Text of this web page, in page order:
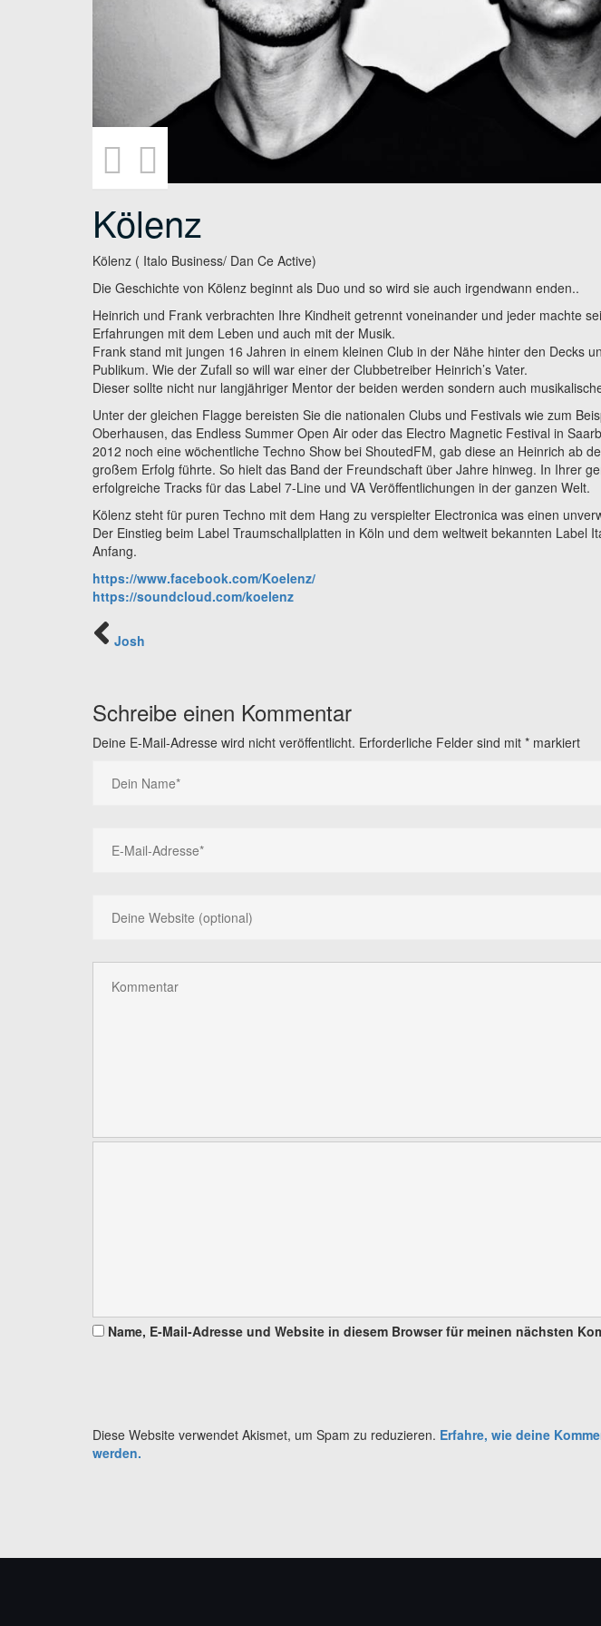
Kölenz
Kölenz ( Italo Business/ Dan Ce Active)
Die Geschichte von Kölenz beginnt als Duo und so wird sie auch irgendwann enden..
Heinrich und Frank verbrachten Ihre Kindheit getrennt voneinander und jeder machte
Erfahrungen mit dem Leben und auch mit der Musik.
Frank stand mit jungen 16 Jahren in einem kleinen Club in der Nähe hinter den Decks
Publikum. Wie der Zufall so will war einer der Clubbetreiber Heinrich’s Vater.
Dieser sollte nicht nur langjähriger Mentor der beiden werden sondern auch
Unter der gleichen Flagge bereisten Sie die nationalen Clubs und Festivals wie zum
Oberhausen, das Endless Summer Open Air oder das Electro Magnetic Festival in
2012 noch eine wöchentliche Techno Show bei ShoutedFM, gab diese an Heinrich ab
großem Erfolg führte. So hielt das Band der Freundschaft über Jahre hinweg. In Ihrer
erfolgreiche Tracks für das Label 7-Line und VA Veröffentlichungen in der ganzen Welt.
Kölenz steht für puren Techno mit dem Hang zu verspielter Electronica was einen
Der Einstieg beim Label Traumschallplatten in Köln und dem weltweit bekannten Label
Anfang.
https://www.facebook.com/Koelenz/
https://soundcloud.com/koelenz
Josh
Schreibe einen Kommentar
Deine E-Mail-Adresse wird nicht veröffentlicht. Erforderliche Felder sind mit * markiert
Name, E-Mail-Adresse und Website in diesem Browser für meinen nächsten
Diese Website verwendet Akismet, um Spam zu reduzieren. Erfahre, wie deine
werden.